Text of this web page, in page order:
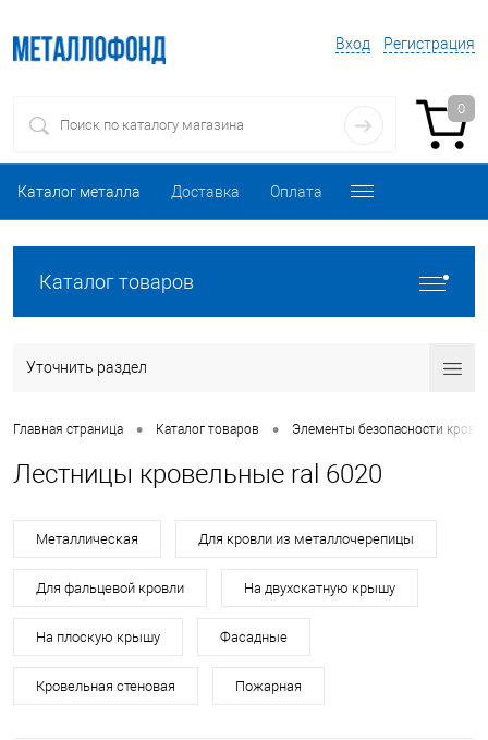
Вход Регистрация
0
Каталог металла Доставка Оплата
Каталог товаров
Уточнить раздел
Главная страница • Каталог товаров • Элементы безопасности
Лестницы кровельные ral 6020
Металлическая Для кровли из металлочерепицы
Для фальцевой кровли На двухскатную крышу
На плоскую крышу Фасадные
Кровельная стеновая Пожарная